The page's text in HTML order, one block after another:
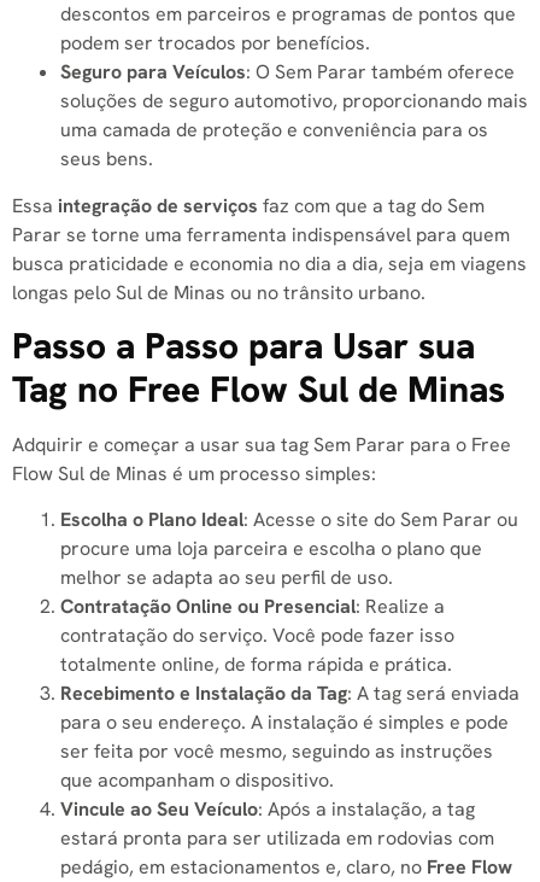
descontos em parceiros e programas de pontos que
podem ser trocados por benefícios.
Seguro para Veículos: O Sem Parar também oferece
soluções de seguro automotivo, proporcionando mais
uma camada de proteção e conveniência para os
seus bens.
Essa integração de serviços faz com que a tag do Sem
Parar se torne uma ferramenta indispensável para quem
busca praticidade e economia no dia a dia, seja em viagens
longas pelo Sul de Minas ou no trânsito urbano.
Passo a Passo para Usar sua
Tag no Free Flow Sul de Minas
Adquirir e começar a usar sua tag Sem Parar para o Free
Flow Sul de Minas é um processo simples:
Escolha o Plano Ideal: Acesse o site do Sem Parar ou
procure uma loja parceira e escolha o plano que
melhor se adapta ao seu perfil de uso.
Contratação Online ou Presencial: Realize a
contratação do serviço. Você pode fazer isso
totalmente online, de forma rápida e prática.
Recebimento e Instalação da Tag: A tag será enviada
para o seu endereço. A instalação é simples e pode
ser feita por você mesmo, seguindo as instruções
que acompanham o dispositivo.
Vincule ao Seu Veículo: Após a instalação, a tag
estará pronta para ser utilizada em rodovias com
pedágio, em estacionamentos e, claro, no Free Flow